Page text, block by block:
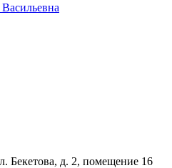
Бекетова, д. 2, помещение 16